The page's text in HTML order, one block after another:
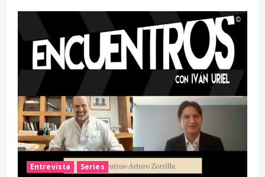
Entrevista Series